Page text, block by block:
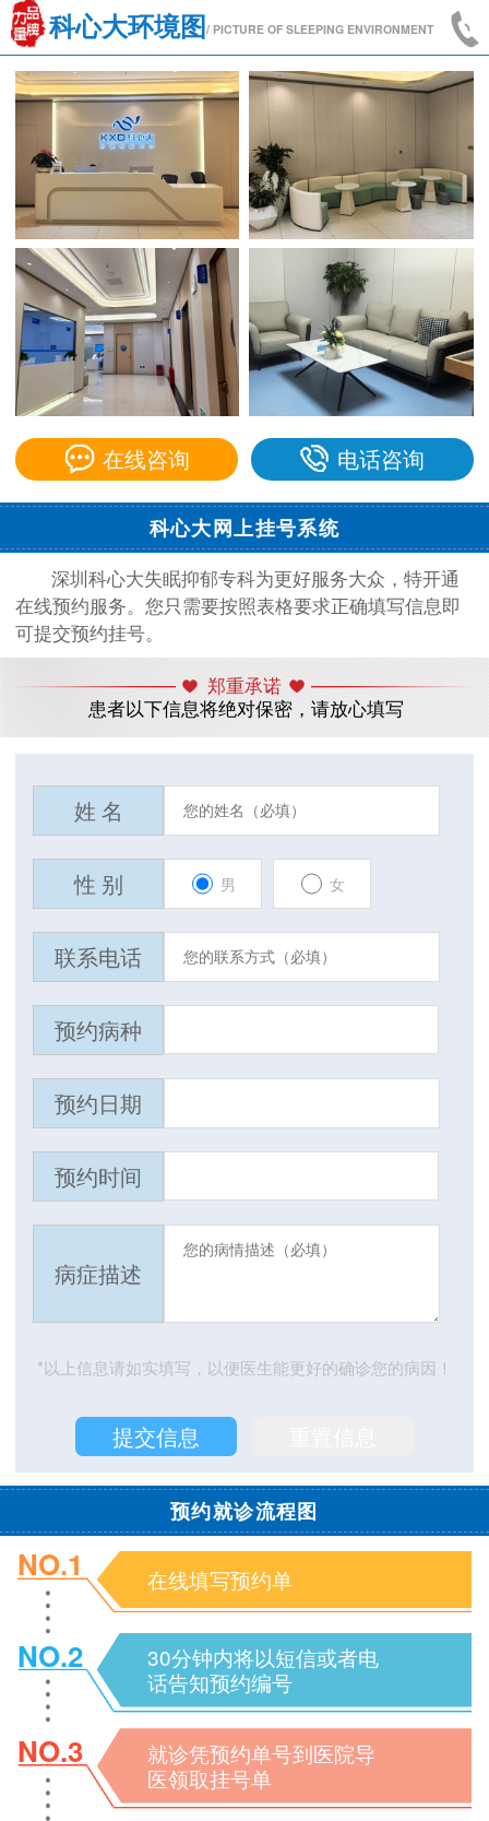
科心大环境图/ PICTURE OF SLEEPING ENVIRONMENT
在线咨询 电话咨询
科心大网上挂号系统
深圳科心大失眠抑郁专科为更好服务大众，特开通
在线预约服务。您只需要按照表格要求正确填写信息即
可提交预约挂号。
郑重承诺
患者以下信息将绝对保密，请放心填写
姓 名
性 别 男 女
联系电话
预约病种
预约日期
预约时间
病症描述
*以上信息请如实填写，以便医生能更好的确诊您的病因！
预约就诊流程图
NO.1 在线填写预约单
NO.2
30分钟内将以短信或者电
话告知预约编号
NO.3
就诊凭预约单号到医院导
医领取挂号单